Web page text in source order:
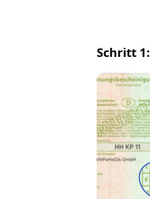
Schritt 1: